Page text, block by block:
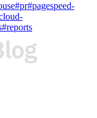
#pr#pagespeed-
#reports